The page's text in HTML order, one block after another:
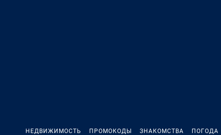
НЕДВИЖИМОСТЬ ПРОМОКОДЫ ЗНАКОМСТВА ПОГОДА